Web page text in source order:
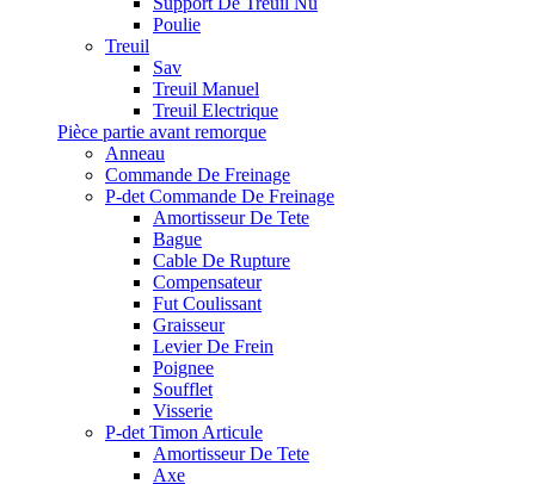
Poulie
Treuil
Sav
Treuil Manuel
Treuil Electrique
Pièce partie avant remorque
Anneau
Commande De Freinage
P-det Commande De Freinage
Amortisseur De Tete
Bague
Cable De Rupture
Compensateur
Fut Coulissant
Graisseur
Levier De Frein
Poignee
Soufflet
Visserie
P-det Timon Articule
Amortisseur De Tete
Axe